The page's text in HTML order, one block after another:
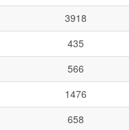
3918
435
566
1476
658